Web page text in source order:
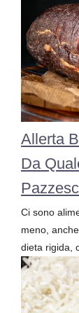
Allerta
Da
Ci sono
meno,
dieta rigida,